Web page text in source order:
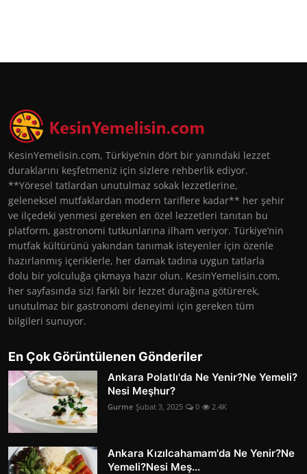
KesinYemelisin.com, Türkiye’nin dört bir yanındaki lezzet
duraklarını keşfetmeniz için sizlere rehberlik ediyor.
**Yöresel tatlardan unutulmaz sokak lezzetlerine,
geleneksel mutfaklardan modern tariflere kadar** her şehir
ve ilçedeki yenmesi gereken en özel lezzetleri tanıtan bu
platform, gastronomi tutkunlarına ilham veriyor. Türkiye’nin
mutfak kültürünü yakından tanımak isteyenler için özenle
hazırlanmış içeriklerle, her damak tadına uygun tatlarla
dolu bir yolculuğa çıkmaya hazır olun. KesinYemelisin.com,
her sayfasında sizi farklı bir lezzet durağına götürerek,
unutulmaz bir gastronomi deneyimi için gereken tüm
bilgileri sunuyor.
En Çok Görüntülenen Gönderiler
Ankara Polatlı'da Ne Yenir?Ne Yemeli?
Nesi Meşhur?
Gurme Şubat 3, 2025 0 2.4K
Ankara Kızılcahamam'da Ne Yenir?Ne
Yemeli?Nesi Meş...